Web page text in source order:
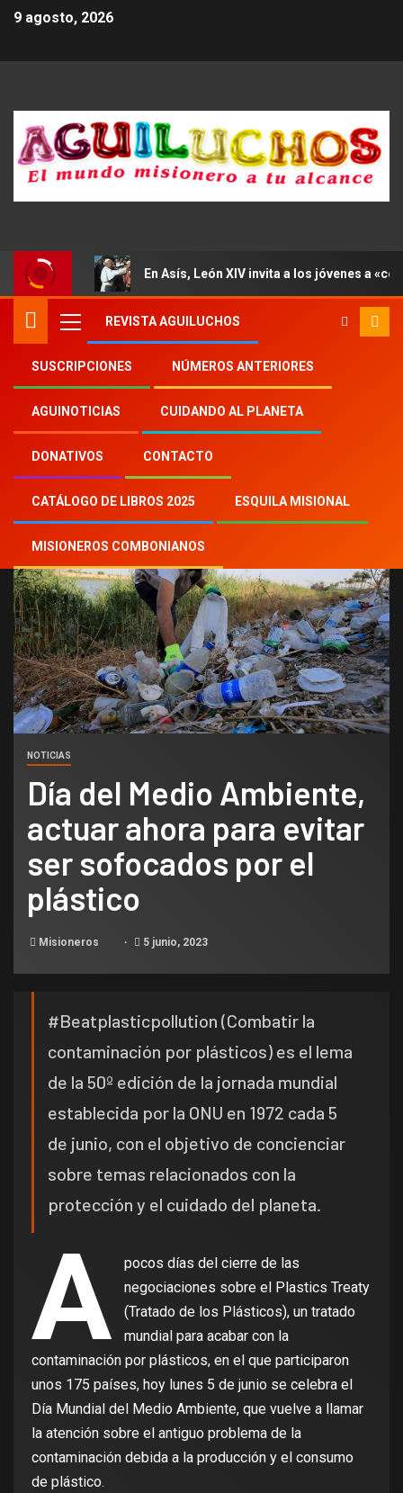
9 agosto, 2026
En Asís, León XIV invita a los jóvenes a
REVISTA AGUILUCHOS
SUSCRIPCIONES NÚMEROS ANTERIORES
AGUINOTICIAS CUIDANDO AL PLANETA
DONATIVOS CONTACTO
CATÁLOGO DE LIBROS 2025 ESQUILA MISIONAL
MISIONEROS COMBONIANOS
Inicio 2023
5
Día del Medio Ambiente, actuar ahora para
evitar ser sofocados por el plástico
NOTICIAS
Día del Medio Ambiente,
actuar ahora para evitar
ser sofocados por el
plástico
Misioneros 5 junio, 2023
#Beatplasticpollution (Combatir la
contaminación por plásticos) es el lema
de la 50º edición de la jornada mundial
establecida por la ONU en 1972 cada 5
de junio, con el objetivo de concienciar
sobre temas relacionados con la
protección y el cuidado del planeta.
A
pocos días del cierre de las
negociaciones sobre el Plastics Treaty
(Tratado de los Plásticos), un tratado
mundial para acabar con la
contaminación por plásticos, en el que participaron
unos 175 países, hoy lunes 5 de junio se celebra el
Día Mundial del Medio Ambiente, que vuelve a llamar
la atención sobre el antiguo problema de la
contaminación debida a la producción y el consumo
de plástico.